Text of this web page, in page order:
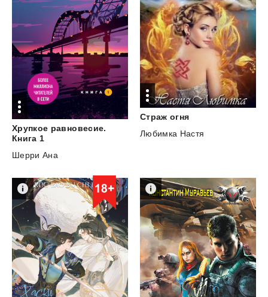
Хрупкое равновесие.
Книга 1
Шерри Ана
Страж огня
Любимка Настя